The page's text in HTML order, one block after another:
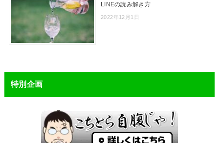
LINEの読み解き方
2022年12月1日
特別企画